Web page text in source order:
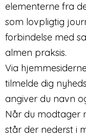
elementerne fra
som lovpligtig
forbindelse med
almen praksis.
Via
tilmelde dig
angiver du navn
Når du modtager
står der nederst i